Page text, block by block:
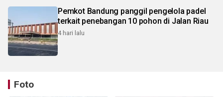
Pemkot Bandung panggil pengelola padel
terkait penebangan 10 pohon di Jalan Riau
4 hari lalu
Foto